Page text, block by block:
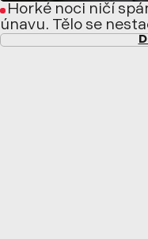
Horké noci ničí
únavu. Tělo se